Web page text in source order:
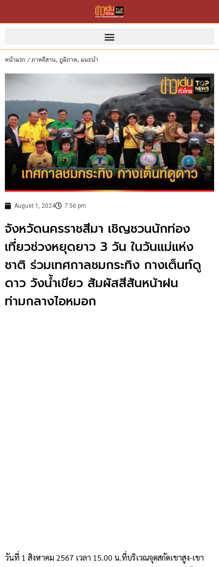
หน้าแรก /ภาคอีสาน, ภูมิภาค, แนะนำ
August 1, 2024 7:56 pm
จังหวัดนครราชสีมา เชิญชวนนักท่อง
เที่ยวช่วงหยุดยาว 3 วัน ในวันแม่แห่ง
ชาติ ร่วมเทศกาลชมกระทิง กางเต็นท์ดู
ดาว วังน้ำเขียว สัมผัสสีสันหน้าฝน
ท่ามกลางไอหมอก
วันที่ 1 สิงหาคม 2567 เวลา 15.00 น.ที่บริเวณจุดสกัดเขาสูง-เขา